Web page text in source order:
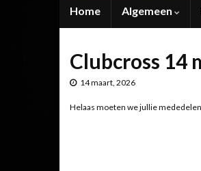
Home Algemeen
Clubcross 14
14 maart, 2026
Helaas moeten we jullie